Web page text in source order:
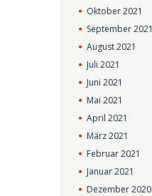
Oktober2021
September2021
August2021
Juli2021
Juni2021
Mai2021
April2021
März2021
Februar2021
Januar2021
Dezember2020